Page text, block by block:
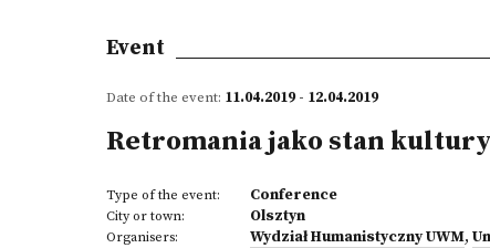
Event
Date of the event: 11.04.2019 - 12.04.2019
Retromania jako stan
Type of the event: Conference
City or town: Olsztyn
Organisers: Wydział Humanistyczny UWM,